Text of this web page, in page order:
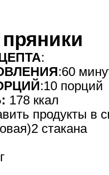
:
:60
:10 порций
178 ккал
продукты в
стакана